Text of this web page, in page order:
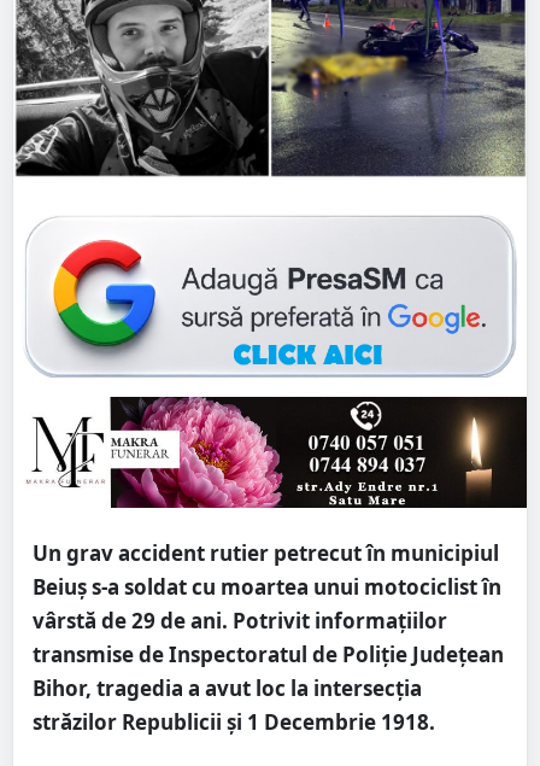
Un grav accident rutier petrecut în municipiul
Beiuș s-a soldat cu moartea unui motociclist în
vârstă de 29 de ani. Potrivit informațiilor
transmise de Inspectoratul de Poliție Județean
Bihor, tragedia a avut loc la intersecția
străzilor Republicii și 1 Decembrie 1918.